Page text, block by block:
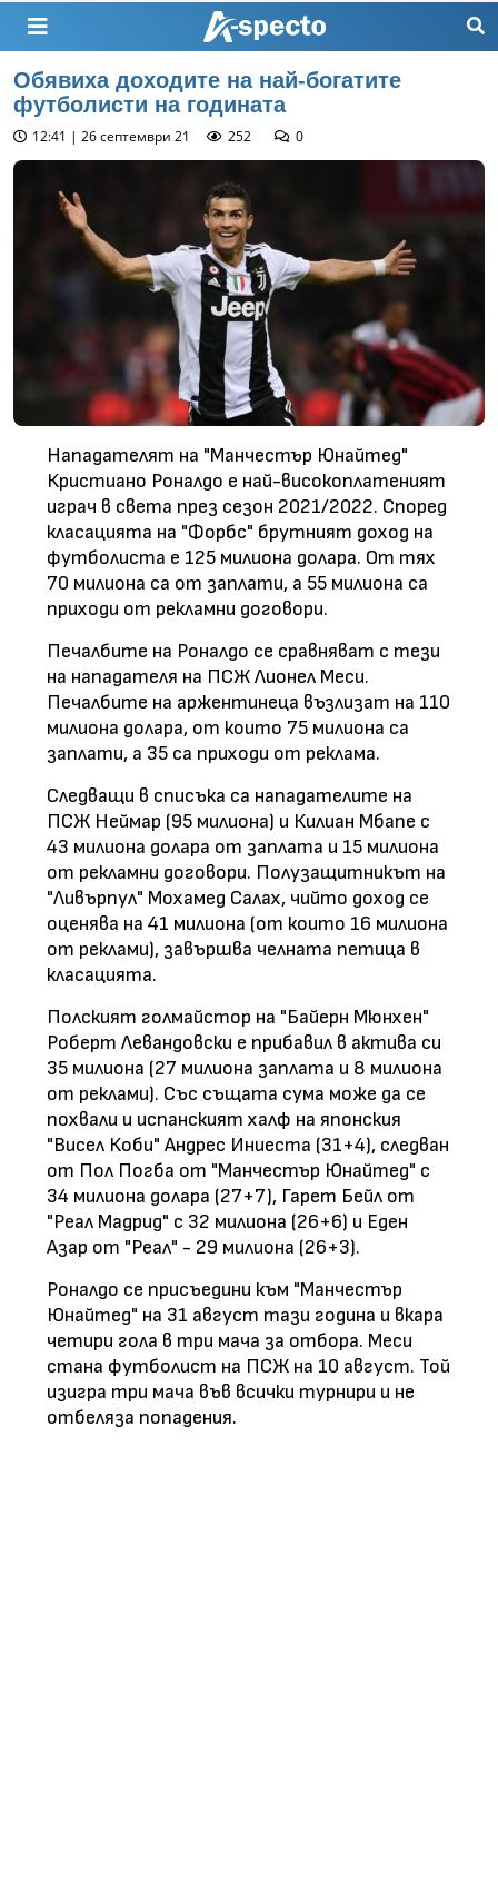
Обявиха доходите на най-богатите
футболисти на годината
12:41 | 26 септември 21 252 0
Нападателят на "Манчестър Юнайтед"
Кристиано Роналдо е най-високоплатеният
играч в света през сезон 2021/2022. Според
класацията на "Форбс" брутният доход на
футболиста е 125 милиона долара. От тях
70 милиона са от заплати, а 55 милиона са
приходи от рекламни договори.
Печалбите на Роналдо се сравняват с тези
на нападателя на ПСЖ Лионел Меси.
Печалбите на аржентинеца възлизат на 110
милиона долара, от които 75 милиона са
заплати, а 35 са приходи от реклама.
Следващи в списъка са нападателите на
ПСЖ Неймар (95 милиона) и Килиан Мбапе с
43 милиона долара от заплата и 15 милиона
от рекламни договори. Полузащитникът на
"Ливърпул" Мохамед Салах, чийто доход се
оценява на 41 милиона (от които 16 милиона
от реклами), завършва челната петица в
класацията.
Полският голмайстор на "Байерн Мюнхен"
Роберт Левандовски е прибавил в актива си
35 милиона (27 милиона заплата и 8 милиона
от реклами). Със същата сума може да се
похвали и испанският халф на японския
"Висел Коби" Андрес Иниеста (31+4), следван
от Пол Погба от "Манчестър Юнайтед" с
34 милиона долара (27+7), Гарет Бейл от
"Реал Мадрид" с 32 милиона (26+6) и Еден
Азар от "Реал" - 29 милиона (26+3).
Роналдо се присъедини към "Манчестър
Юнайтед" на 31 август тази година и вкара
четири гола в три мача за отбора. Меси
стана футболист на ПСЖ на 10 август. Той
изигра три мача във всички турнири и не
отбеляза попадения.